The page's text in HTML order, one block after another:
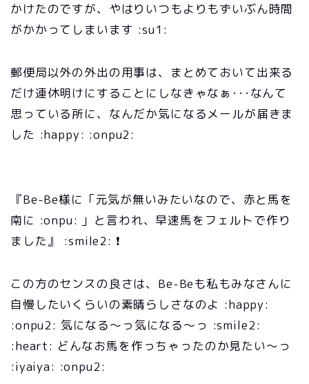
かけたのですが、やはりいつもよりもずいぶん時間
がかかってしまいます :su1:
郵便局以外の外出の用事は、まとめておいて出来る
だけ連休明けにすることにしなきゃなぁ･･･なんて
思っている所に、なんだか気になるメールが届きま
した :happy: :onpu2:
『Be-Be様に「元気が無いみたいなので、赤と馬を
南に :onpu: 」と言われ、早速馬をフェルトで作り
ました』 :smile2: ❗
この方のセンスの良さは、Be-Beも私もみなさんに
自慢したいくらいの素晴らしさなのよ :happy:
:onpu2: 気になる～っ気になる～っ :smile2:
:heart: どんなお馬を作っちゃったのか見たい～っ
:iyaiya: :onpu2: